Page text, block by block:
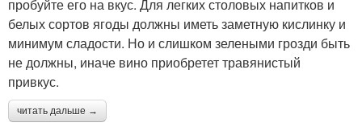
пробуйте его на вкус. Для легких столовых напитков и
белых сортов ягоды должны иметь заметную кислинку и
минимум сладости. Но и слишком зелеными грозди быть
не должны, иначе вино приобретет травянистый
привкус.
читать дальше →